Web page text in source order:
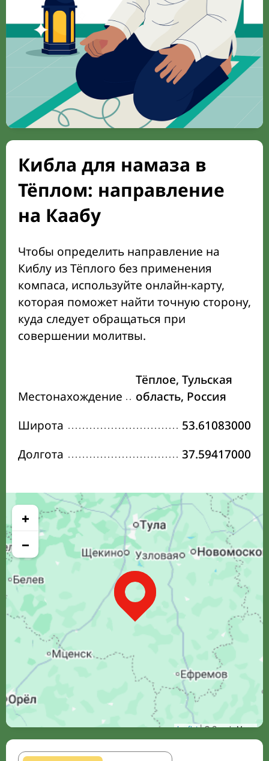
Кибла для намаза в
Тёплом: направление
на Каабу
Чтобы определить направление на
Киблу из Тёплого без применения
компаса, используйте онлайн-карту,
которая поможет найти точную сторону,
куда следует обращаться при
совершении молитвы.
Местонахождение
Тёплое, Тульская
область, Россия
Широта
53.61083000
Долгота
37.59417000
+
−
Leaflet| © Google Maps